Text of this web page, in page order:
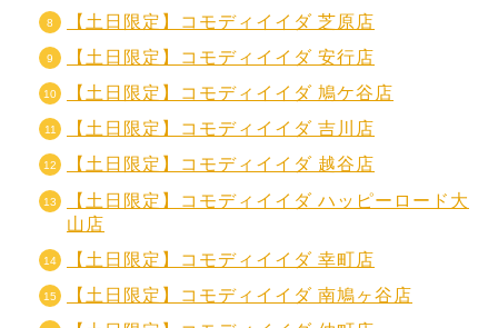
【土日限定】コモディイイダ 芝原店
【土日限定】コモディイイダ 安行店
【土日限定】コモディイイダ 鳩ケ谷店
【土日限定】コモディイイダ 吉川店
【土日限定】コモディイイダ 越谷店
【土日限定】コモディイイダ ハッピーロード大
山店
【土日限定】コモディイイダ 幸町店
【土日限定】コモディイイダ 南鳩ヶ谷店